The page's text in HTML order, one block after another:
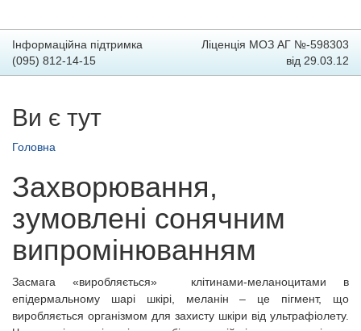
Інформаційна підтримка
(095) 812-14-15
Ліценція МОЗ АГ №-598303
від 29.03.12
Ви є тут
Головна
Захворювання,
зумовлені сонячним
випромінюванням
Засмага «виробляється» клітинами-меланоцитами в
епідермальному шарі шкірі, меланін – це пігмент, що
виробляється організмом для захисту шкіри від ультрафіолету.